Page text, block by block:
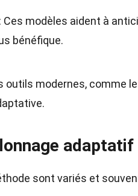
: Ces modèles aident à
bénéfique.
outils modernes, comme
adaptatif
sont variés et